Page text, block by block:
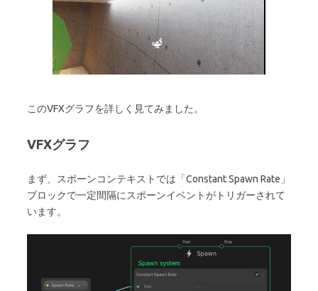
このVFXグラフを詳しく見てみました。
VFXグラフ
まず、スポーンコンテキストでは「Constant Spawn Rate」
ブロックで一定間隔にスポーンイベントがトリガーされて
います。